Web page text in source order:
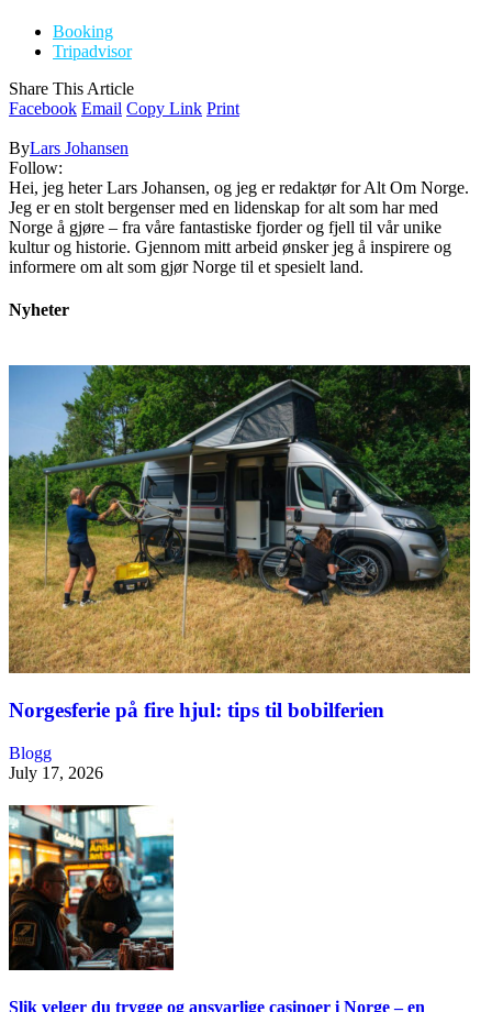
Booking
Tripadvisor
Share This Article
Facebook Email Copy Link Print
ByLars Johansen
Follow:
Hei, jeg heter Lars Johansen, og jeg er redaktør for Alt Om Norge.
Jeg er en stolt bergenser med en lidenskap for alt som har med
Norge å gjøre – fra våre fantastiske fjorder og fjell til vår unike
kultur og historie. Gjennom mitt arbeid ønsker jeg å inspirere og
informere om alt som gjør Norge til et spesielt land.
Nyheter
Norgesferie på fire hjul: tips til bobilferien
Blogg
July 17, 2026
Slik velger du trygge og ansvarlige casinoer i Norge – en